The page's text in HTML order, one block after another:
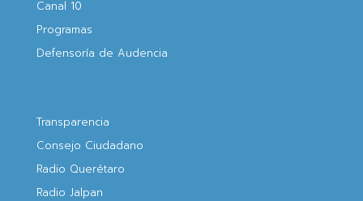
Canal 10
Programas
Defensoría de Audencia
Transparencia
Consejo Ciudadano
Radio Querétaro
Radio Jalpan